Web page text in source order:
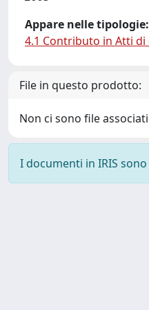
Appare nelle tipologie:
4.1 Contributo in Atti di
File in questo prodotto:
Non ci sono file
I documenti in IRIS